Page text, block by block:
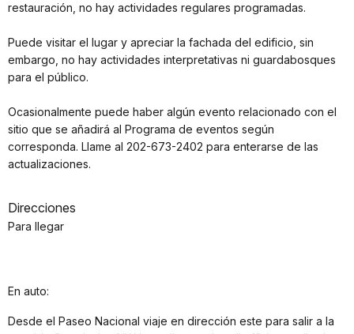
restauración, no hay actividades regulares programadas.
Puede visitar el lugar y apreciar la fachada del edificio, sin
embargo, no hay actividades interpretativas ni guardabosques
para el público.
Ocasionalmente puede haber algún evento relacionado con el
sitio que se añadirá al Programa de eventos según
corresponda. Llame al 202-673-2402 para enterarse de las
actualizaciones.
Direcciones
Para llegar
En auto:
Desde el Paseo Nacional viaje en dirección este para salir a la